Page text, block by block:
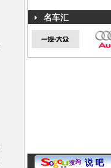
名车汇
说 吧